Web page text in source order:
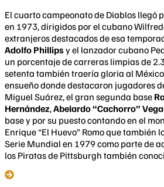
El cuarto campeonato de Diablos llegó
en 1973, dirigidos por el cubano
extranjeros destacados de esa
Adolfo Phillipsy el lanzador cubano
un porcentaje de carreras limpias de
setenta también traería gloria al
ensueño donde destacaron jugadores
Miguel Suárez, el gran segunda base
Hernández,Abelardo “Cachorro” Vega
base y por su puesto contando en el
Enrique “El Huevo” Romo que también
Serie Mundial en 1979 como parte de
los Piratas de Pittsburgh también